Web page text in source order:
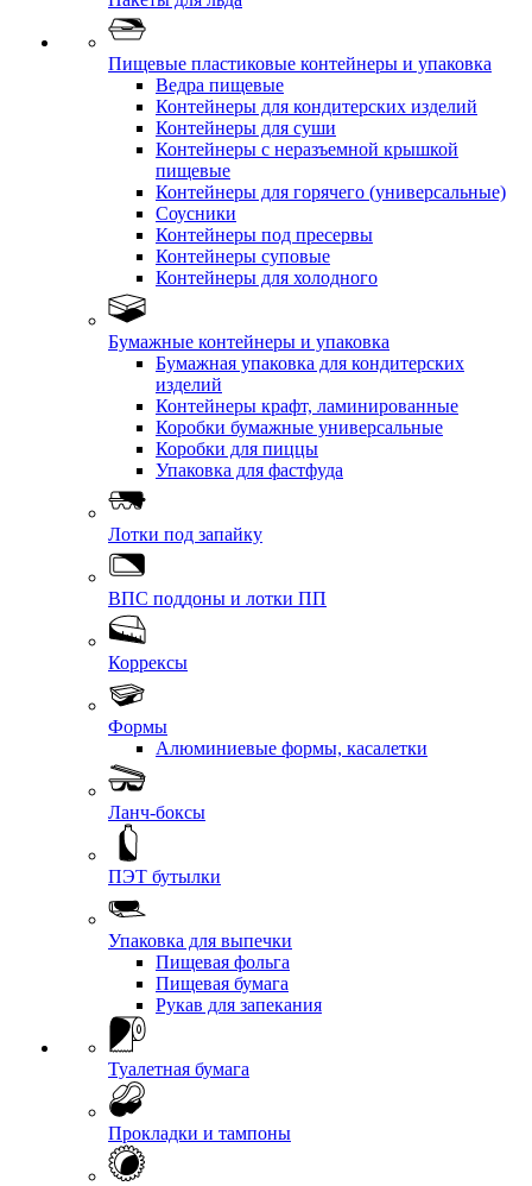
Пищевые пластиковые контейнеры и упаковка
Ведра пищевые
Контейнеры для кондитерских изделий
Контейнеры для суши
Контейнеры с неразъемной крышкой
пищевые
Контейнеры для горячего (универсальные)
Соусники
Контейнеры под пресервы
Контейнеры суповые
Контейнеры для холодного
Бумажные контейнеры и упаковка
Бумажная упаковка для кондитерских
изделий
Контейнеры крафт, ламинированные
Коробки бумажные универсальные
Коробки для пиццы
Упаковка для фастфуда
Лотки под запайку
ВПС поддоны и лотки ПП
Коррексы
Формы
Алюминиевые формы, касалетки
Ланч-боксы
ПЭТ бутылки
Упаковка для выпечки
Пищевая фольга
Пищевая бумага
Рукав для запекания
Туалетная бумага
Прокладки и тампоны